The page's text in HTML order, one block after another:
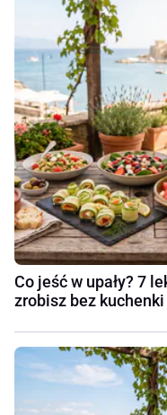
Co jeść w upały? 7
zrobisz bez kuchenki